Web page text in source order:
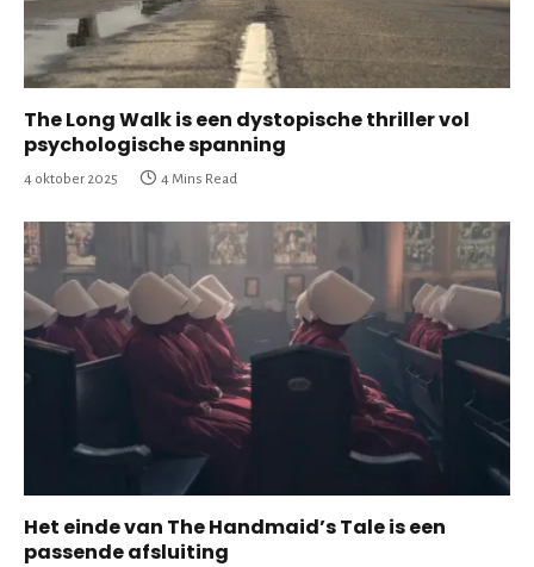
The Long Walk is een dystopische thriller vol
psychologische spanning
4 oktober 2025 4 Mins Read
Het einde van The Handmaid’s Tale is een
passende afsluiting